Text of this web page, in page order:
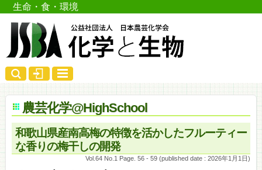
生命・食・環境
農芸化学@HighSchool
和歌山県産南高梅の特徴を活かしたフルーティー
な香りの梅干しの開発
Vol.64 No.1 Page. 56 - 59 (published date : 2026年1月1日)